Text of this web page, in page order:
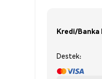
Kredi/Banka
Destek: